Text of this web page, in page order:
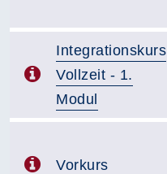
Integrationskurs
Vollzeit - 1.
Modul
Vorkurs